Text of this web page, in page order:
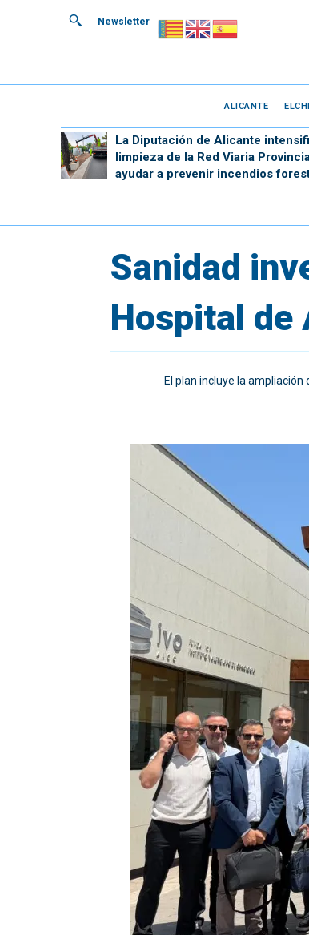
Newsletter
ALICANTE
La Diputación de Alicante
limpieza de la Red Viaria
ayudar a prevenir incendios
Sanidad
Hospital de
El plan incluye la